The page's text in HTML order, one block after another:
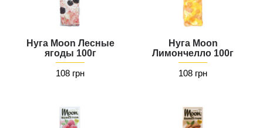
Нуга Moon Лесные
ягоды 100г
108 грн
Нуга Moon
Лимончелло 100г
108 грн